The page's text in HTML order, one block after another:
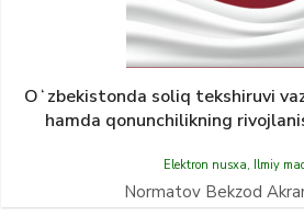
Oʻzbekistonda soliq tekshiruvi
hamda qonunchilikning
Elektron nusxa, Ilmiy
Normatov Bekzod